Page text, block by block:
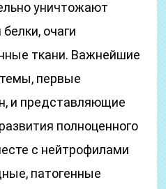
уничтожают
очаги
ткани. Важнейшие
первые
и представляющие
полноценного
с нейтрофилами
патогенные